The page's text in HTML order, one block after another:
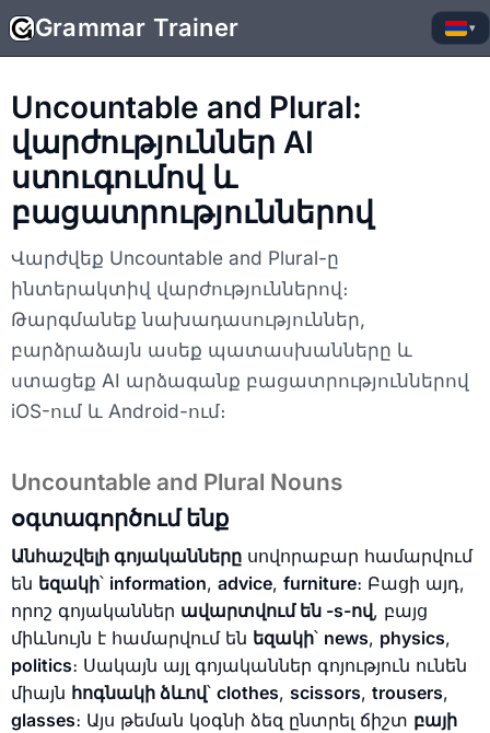
Grammar Trainer ▾
Uncountable and Plural:
վարժություններ AI
ստուգումով և
բացատրություններով
Վարժվեք Uncountable and Plural-ը
ինտերակտիվ վարժություններով։
Թարգմանեք նախադասություններ,
բարձրաձայն ասեք պատասխանները և
ստացեք AI արձագանք բացատրություններով
iOS-ում և Android-ում։
Uncountable and Plural Nouns
օգտագործում ենք
Անհաշվելի գոյականները սովորաբար համարվում
են եզակի՝ information, advice, furniture։ Բացի այդ,
որոշ գոյականներ ավարտվում են -s-ով, բայց
միևնույն է համարվում են եզակի՝ news, physics,
politics։ Սակայն այլ գոյականներ գոյություն ունեն
միայն հոգնակի ձևով՝ clothes, scissors, trousers,
glasses։ Այս թեման կօգնի ձեզ ընտրել ճիշտ բայի